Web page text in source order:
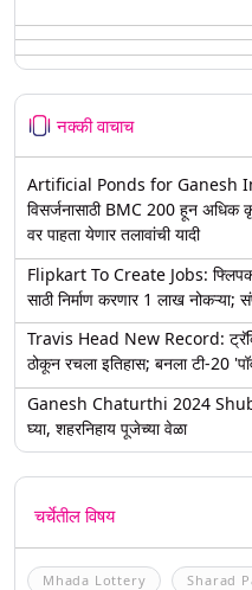
नक्की वाचाच
Artificial Ponds for Ganesh
विसर्जनासाठी BMC 200 हून
वर पाहता येणार तलावांची यादी
Flipkart To Create Jobs:
साठी निर्माण करणार 1 लाख नोकऱ्या;
Travis Head New Record:
ठोकून रचला इतिहास; बनला टी-20
Ganesh Chaturthi 2024
घ्या, शहरनिहाय पूजेच्या वेळा
चर्चेतील विषय
Mhada Lottery Sharad